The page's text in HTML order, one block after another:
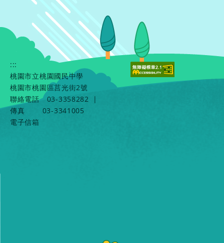
:::
桃園市立桃園國民中學
桃園市桃園區莒光街2號
聯絡電話
03-3358282
|
傳真
03-3341005
電子信箱